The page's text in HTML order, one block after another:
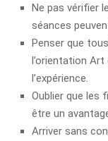
Ne pas vérifier
séances
Penser que
l’orientation
l’expérience.
Oublier que les
être un
Arriver sans